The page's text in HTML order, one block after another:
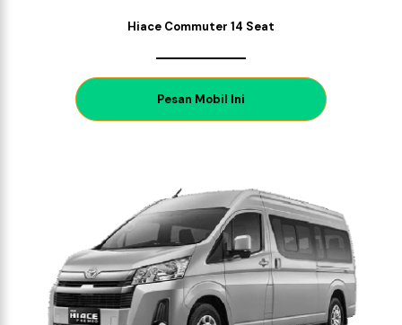
Hiace Commuter 14 Seat
Pesan Mobil Ini